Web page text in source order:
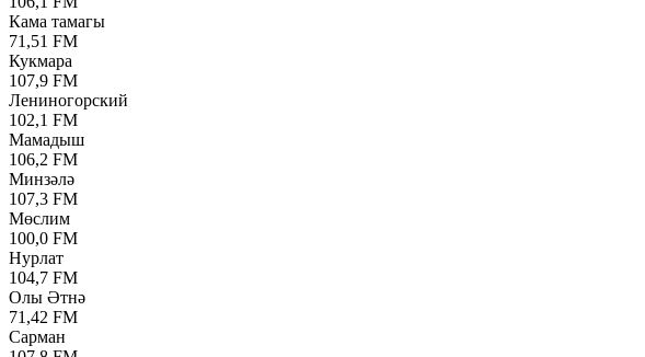
Кама тамагы
71,51 FM
Кукмара
107,9 FM
Лениногорский
102,1 FM
Мамадыш
106,2 FM
Минзәлә
107,3 FM
Мөслим
100,0 FM
Нурлат
104,7 FM
Олы Әтнә
71,42 FM
Сарман